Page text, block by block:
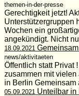
themen-in-der-presse
Gerechtigkeit jetzt!
Unterstützergruppen
Wochen ein
angekündigt. Nicht
18.09.2021
news/aktivitaeten
Öffentlich statt Privat
zusammen mit
in Berlin Gemeinsam
05.09.2021 Unteilbar in